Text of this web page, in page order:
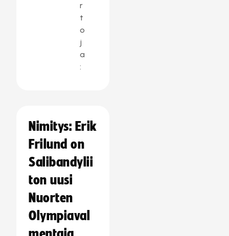
r
t
o
j
a
:
Nimitys: Erik
Frilund on
Salibandylii
ton uusi
Nuorten
Olympiaval